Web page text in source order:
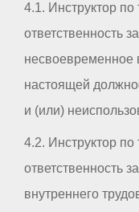
4.1. Инструктор по
ответственность
настоящей
и (или)
4.2. Инструктор по
ответственность
внутреннего